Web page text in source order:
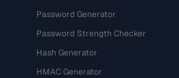
Password Generator
Password Strength Checker
Hash Generator
HMAC Generator